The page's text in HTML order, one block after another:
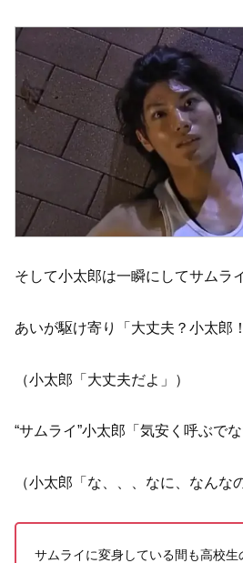
そして小太郎は一瞬にしてサムラ
あいが駆け寄り「大丈夫？小太郎
（小太郎「大丈夫だよ」）
“サムライ”小太郎「気安く呼ぶでな
（小太郎「な、、、なに、なんな
サムライに変身している間も高校生